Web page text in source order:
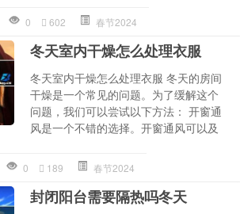
0 602 春节2024
冬天室内干燥怎么处理衣服
冬天室内干燥怎么处理衣服 冬天的房间
干燥是一个常见的问题。为了缓解这个
问题，我们可以尝试以下方法： 开窗通
风是一个不错的选择。开窗通风可以及
0 189 春节2024
封闭阳台需要隔热吗冬天